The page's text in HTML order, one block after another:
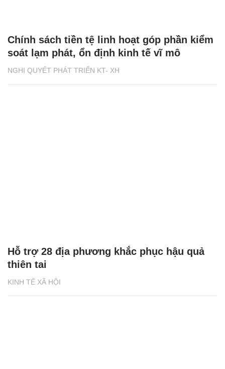
NGHỊ QUYẾT PHÁT TRIỂN KT- XH
Chính sách tiền tệ linh hoạt góp phần kiểm
soát lạm phát, ổn định kinh tế vĩ mô
KINH TẾ XÃ HỘI
Hỗ trợ 28 địa phương khắc phục hậu quả
thiên tai